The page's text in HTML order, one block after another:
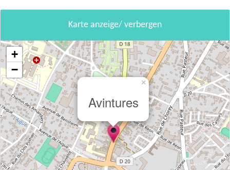
Karte anzeige/ verbergen
Avintures
×
+
−